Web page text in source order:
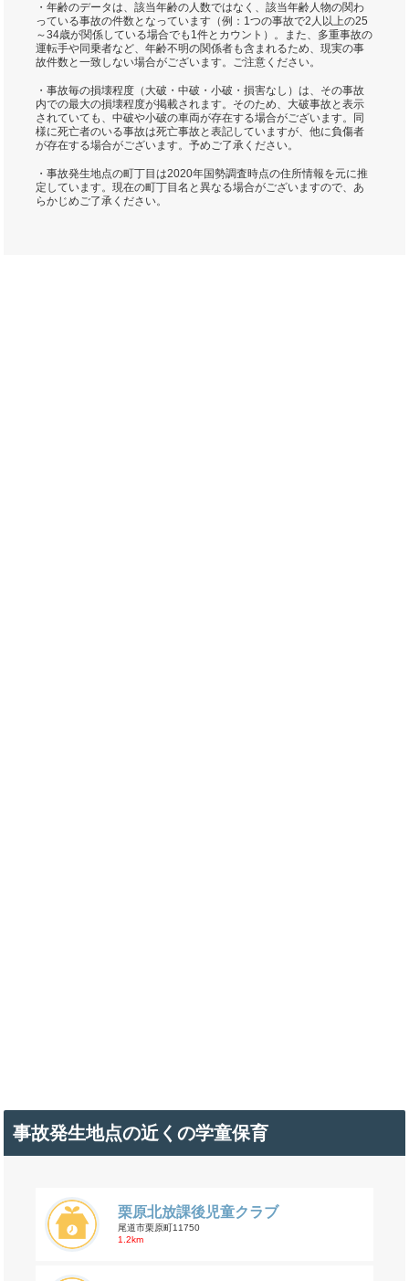
・年齢のデータは、該当年齢の人数ではなく、該当年齢人物の関わ
っている事故の件数となっています（例：1つの事故で2人以上の25
～34歳が関係している場合でも1件とカウント）。また、多重事故の
運転手や同乗者など、年齢不明の関係者も含まれるため、現実の事
故件数と一致しない場合がございます。ご注意ください。
・事故毎の損壊程度（大破・中破・小破・損害なし）は、その事故
内での最大の損壊程度が掲載されます。そのため、大破事故と表示
されていても、中破や小破の車両が存在する場合がございます。同
様に死亡者のいる事故は死亡事故と表記していますが、他に負傷者
が存在する場合がございます。予めご了承ください。
・事故発生地点の町丁目は2020年国勢調査時点の住所情報を元に推
定しています。現在の町丁目名と異なる場合がございますので、あ
らかじめご了承ください。
事故発生地点の近くの学童保育
栗原北放課後児童クラブ
尾道市栗原町11750
1.2km